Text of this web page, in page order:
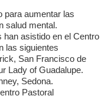
para aumentar las
salud mental.
han asistido en el Centro
las siguientes
San Francisco de
Lady of Guadalupe.
Sedona.
Pastoral